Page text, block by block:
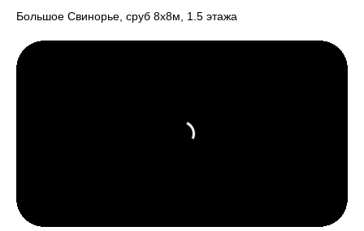
Большое Свинорье, сруб 8х8м, 1.5 этажа